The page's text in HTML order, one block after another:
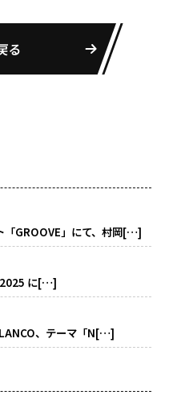
る
「GROOVE」にて、村岡[…]
2025 に[…]
、テーマ「N[…]